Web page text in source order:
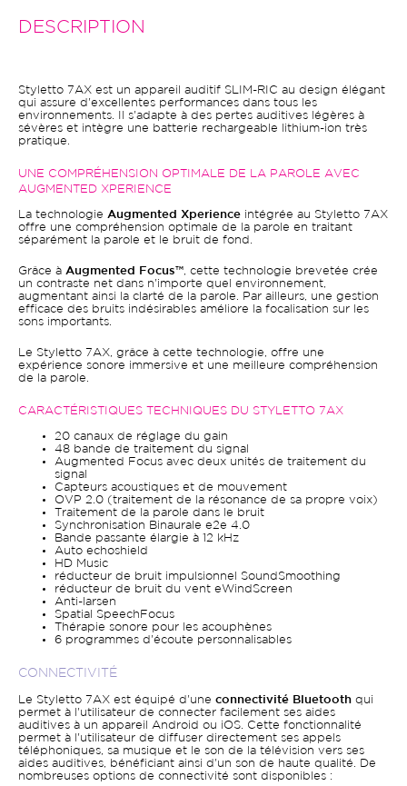
DESCRIPTION
Styletto 7AX est un appareil auditif SLIM-RIC au design élégant
qui assure d'excellentes performances dans tous les
environnements. Il s'adapte à des pertes auditives légères à
sévères et intègre une batterie rechargeable lithium-ion très
pratique.
UNE COMPRÉHENSION OPTIMALE DE LA PAROLE AVEC
AUGMENTED XPERIENCE
La technologie Augmented Xperience intégrée au Styletto 7AX
offre une compréhension optimale de la parole en traitant
séparément la parole et le bruit de fond.
Grâce à Augmented Focus™ , cette technologie brevetée crée
un contraste net dans n'importe quel environnement,
augmentant ainsi la clarté de la parole. Par ailleurs, une gestion
efficace des bruits indésirables améliore la focalisation sur les
sons importants.
Le Styletto 7AX, grâce à cette technologie, offre une
expérience sonore immersive et une meilleure compréhension
de la parole.
CARACTÉRISTIQUES TECHNIQUES DU STYLETTO 7AX
20 canaux de réglage du gain
48 bande de traitement du signal
Augmented Focus avec deux unités de traitement du
signal
Capteurs acoustiques et de mouvement
OVP 2.0 (traitement de la résonance de sa propre voix)
Traitement de la parole dans le bruit
Synchronisation Binaurale e2e 4.0
Bande passante élargie à 12 kHz
Auto echoshield
HD Music
réducteur de bruit impulsionnel SoundSmoothing
réducteur de bruit du vent eWindScreen
Anti-larsen
Spatial SpeechFocus
Thérapie sonore pour les acouphènes
6 programmes d'écoute personnalisables
CONNECTIVITÉ
Le Styletto 7AX est équipé d'une connectivité Bluetooth qui
permet à l'utilisateur de connecter facilement ses aides
auditives à un appareil Android ou iOS. Cette fonctionnalité
permet à l'utilisateur de diffuser directement ses appels
téléphoniques, sa musique et le son de la télévision vers ses
aides auditives, bénéficiant ainsi d'un son de haute qualité. De
nombreuses options de connectivité sont disponibles :